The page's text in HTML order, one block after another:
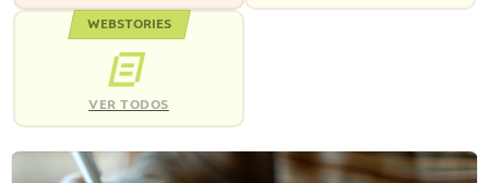
WEBSTORIES
VER TODOS